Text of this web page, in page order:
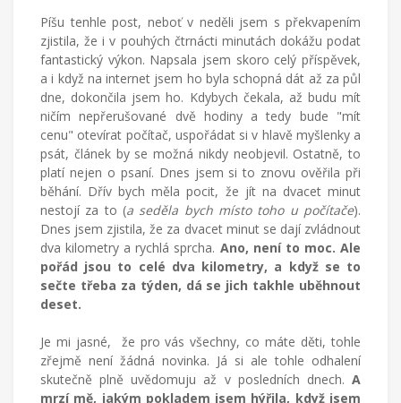
Píšu tenhle post, neboť v neděli jsem s překvapením
zjistila, že i v pouhých čtrnácti minutách dokážu podat
fantastický výkon. Napsala jsem skoro celý příspěvek,
a i když na internet jsem ho byla schopná dát až za půl
dne, dokončila jsem ho. Kdybych čekala, až budu mít
ničím nepřerušované dvě hodiny a tedy bude "mít
cenu" otevírat počítač, uspořádat si v hlavě myšlenky a
psát, článek by se možná nikdy neobjevil. Ostatně, to
platí nejen o psaní. Dnes jsem si to znovu ověřila při
běhání. Dřív bych měla pocit, že jít na dvacet minut
nestojí za to (a seděla bych místo toho u počítače).
Dnes jsem zjistila, že za dvacet minut se dají zvládnout
dva kilometry a rychlá sprcha. Ano, není to moc. Ale
pořád jsou to celé dva kilometry, a když se to
sečte třeba za týden, dá se jich takhle uběhnout
deset.
Je mi jasné,
že pro vás všechny, co máte děti, tohle
zřejmě není žádná novinka. Já si ale tohle odhalení
skutečně plně uvědomuju až v posledních dnech. A
mrzí mě, jakým pokladem jsem hýřila, když jsem